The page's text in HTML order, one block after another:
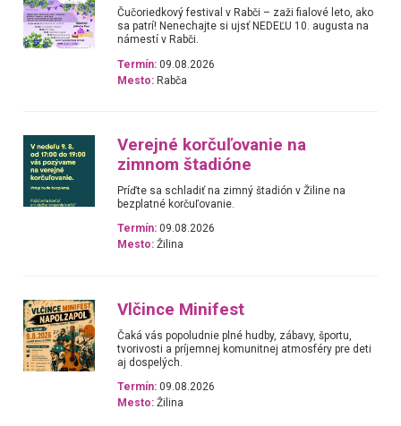
Čučoriedkový festival v Rabči – zaži fialové leto, ako
sa patrí! Nenechajte si ujsť NEDEĽU 10. augusta na
námestí v Rabči.
Termín: 09.08.2026
Mesto: Rabča
Verejné korčuľovanie na
zimnom štadióne
Príďte sa schladiť na zimný štadión v Žiline na
bezplatné korčuľovanie.
Termín: 09.08.2026
Mesto: Žilina
Vlčince Minifest
Čaká vás popoludnie plné hudby, zábavy, športu,
tvorivosti a príjemnej komunitnej atmosféry pre deti
aj dospelých.
Termín: 09.08.2026
Mesto: Žilina